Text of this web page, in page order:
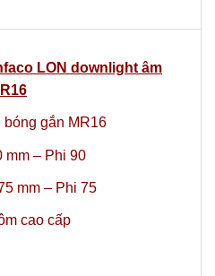
LON downlight âm
bóng gắn MR16
mm – Phi 90
mm – Phi 75
cao cấp